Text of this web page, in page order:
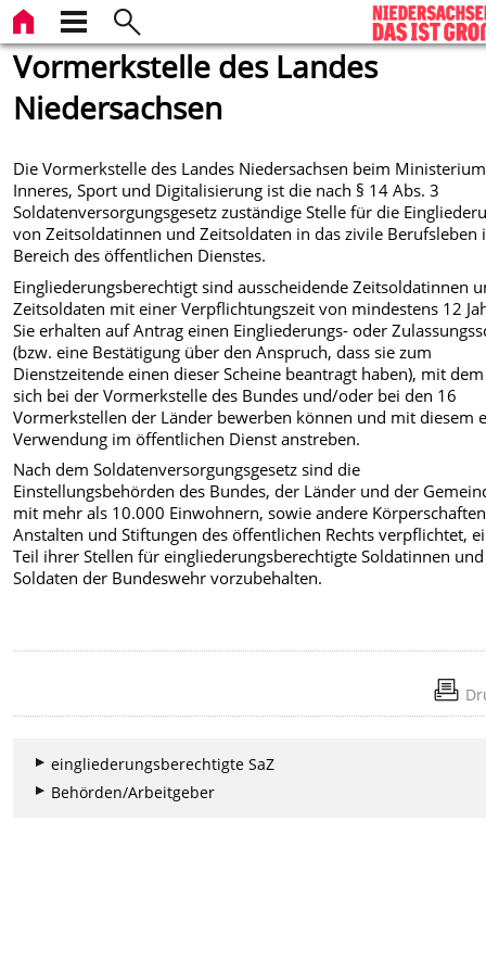
Vormerkstelle des Landes
Niedersachsen
Die Vormerkstelle des Landes Niedersachsen beim
Inneres, Sport und Digitalisierung ist die nach § 14 Abs. 3
Soldatenversorgungsgesetz zuständige Stelle für die
von Zeitsoldatinnen und Zeitsoldaten in das zivile Berufsleben
Bereich des öffentlichen Dienstes.
Eingliederungsberechtigt sind ausscheidende Zeitsoldatinnen
Zeitsoldaten mit einer Verpflichtungszeit von mindestens 12
Sie erhalten auf Antrag einen Eingliederungs- oder
(bzw. eine Bestätigung über den Anspruch, dass sie zum
Dienstzeitende einen dieser Scheine beantragt haben), mit
sich bei der Vormerkstelle des Bundes und/oder bei den 16
Vormerkstellen der Länder bewerben können und mit diesem
Verwendung im öffentlichen Dienst anstreben.
Nach dem Soldatenversorgungsgesetz sind die
Einstellungsbehörden des Bundes, der Länder und der
mit mehr als 10.000 Einwohnern, sowie andere
Anstalten und Stiftungen des öffentlichen Rechts verpflichtet,
Teil ihrer Stellen für eingliederungsberechtigte Soldatinnen und
Soldaten der Bundeswehr vorzubehalten.
eingliederungsberechtigte SaZ
Behörden/Arbeitgeber